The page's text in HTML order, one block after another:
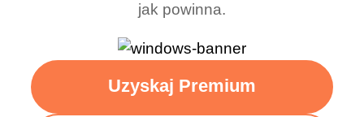
jak powinna.
Uzyskaj Premium